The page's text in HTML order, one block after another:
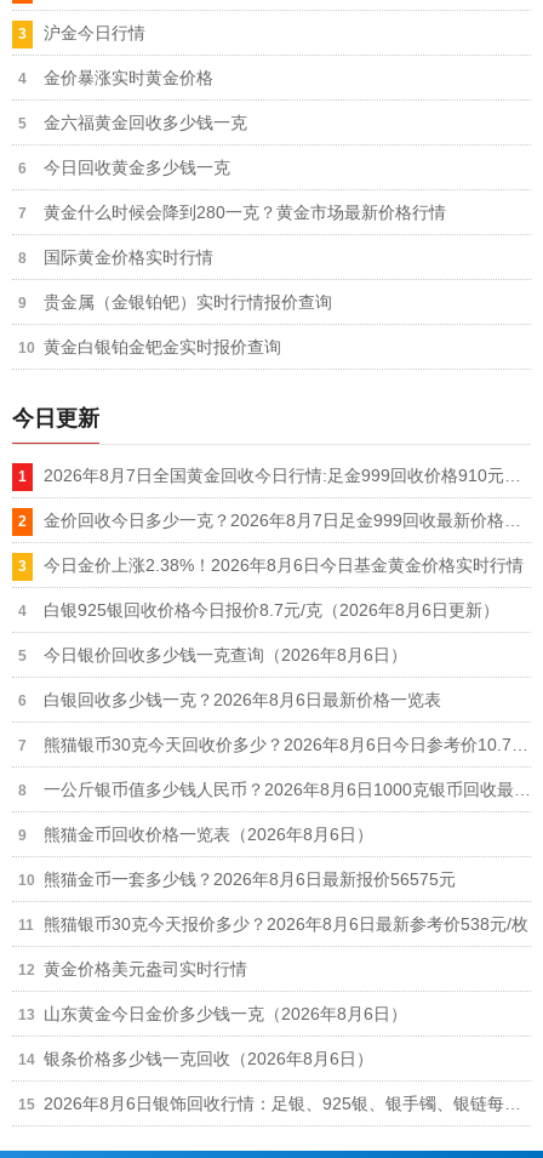
沪金今日行情
金价暴涨实时黄金价格
金六福黄金回收多少钱一克
今日回收黄金多少钱一克
黄金什么时候会降到280一克？黄金市场最新价格行情
国际黄金价格实时行情
贵金属（金银铂钯）实时行情报价查询
黄金白银铂金钯金实时报价查询
今日更新
今日金价上涨2.38%！2026年8月6日今日基金黄金价格实时行情
白银925银回收价格今日报价8.7元/克（2026年8月6日更新）
今日银价回收多少钱一克查询（2026年8月6日）
白银回收多少钱一克？2026年8月6日最新价格一览表
熊猫金币回收价格一览表（2026年8月6日）
熊猫金币一套多少钱？2026年8月6日最新报价56575元
熊猫银币30克今天报价多少？2026年8月6日最新参考价538元/枚
黄金价格美元盎司实时行情
山东黄金今日金价多少钱一克（2026年8月6日）
银条价格多少钱一克回收（2026年8月6日）